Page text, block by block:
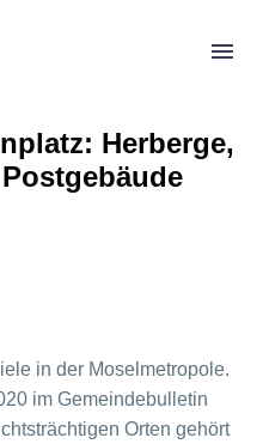
Herberge,
in der Moselmetropole.
im Gemeindebulletin
Orten gehört